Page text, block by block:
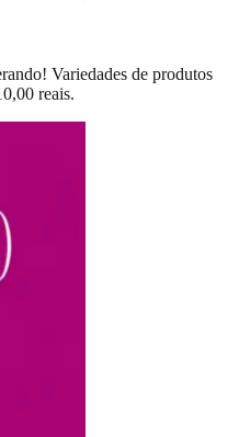
Variedades de produtos
reais.